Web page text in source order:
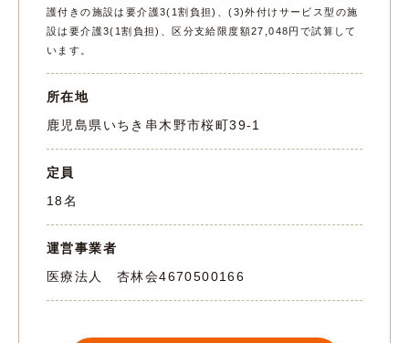
護付きの施設は要介護3(1割負担)、(3)外付けサービス型の施
設は要介護3(1割負担)、区分支給限度額27,048円で試算して
います。
所在地
鹿児島県いちき串木野市桜町39-1
定員
18名
運営事業者
医療法人 杏林会4670500166